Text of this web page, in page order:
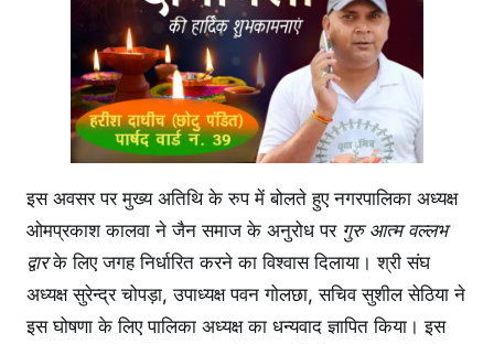
इस अवसर पर मुख्य अतिथि के रुप में बोलते हुए नगरपालिका अध्यक्ष
ओमप्रकाश कालवा ने जैन समाज के अनुरोध पर गुरु आत्म वल्लभ
द्वारके लिए जगह निर्धारित करने का विश्वास दिलाया। श्री संघ
अध्यक्ष सुरेन्द्र चोपड़ा, उपाध्यक्ष पवन गोलछा, सचिव सुशील सेठिया ने
इस घोषणा के लिए पालिका अध्यक्ष का धन्यवाद ज्ञापित किया। इस